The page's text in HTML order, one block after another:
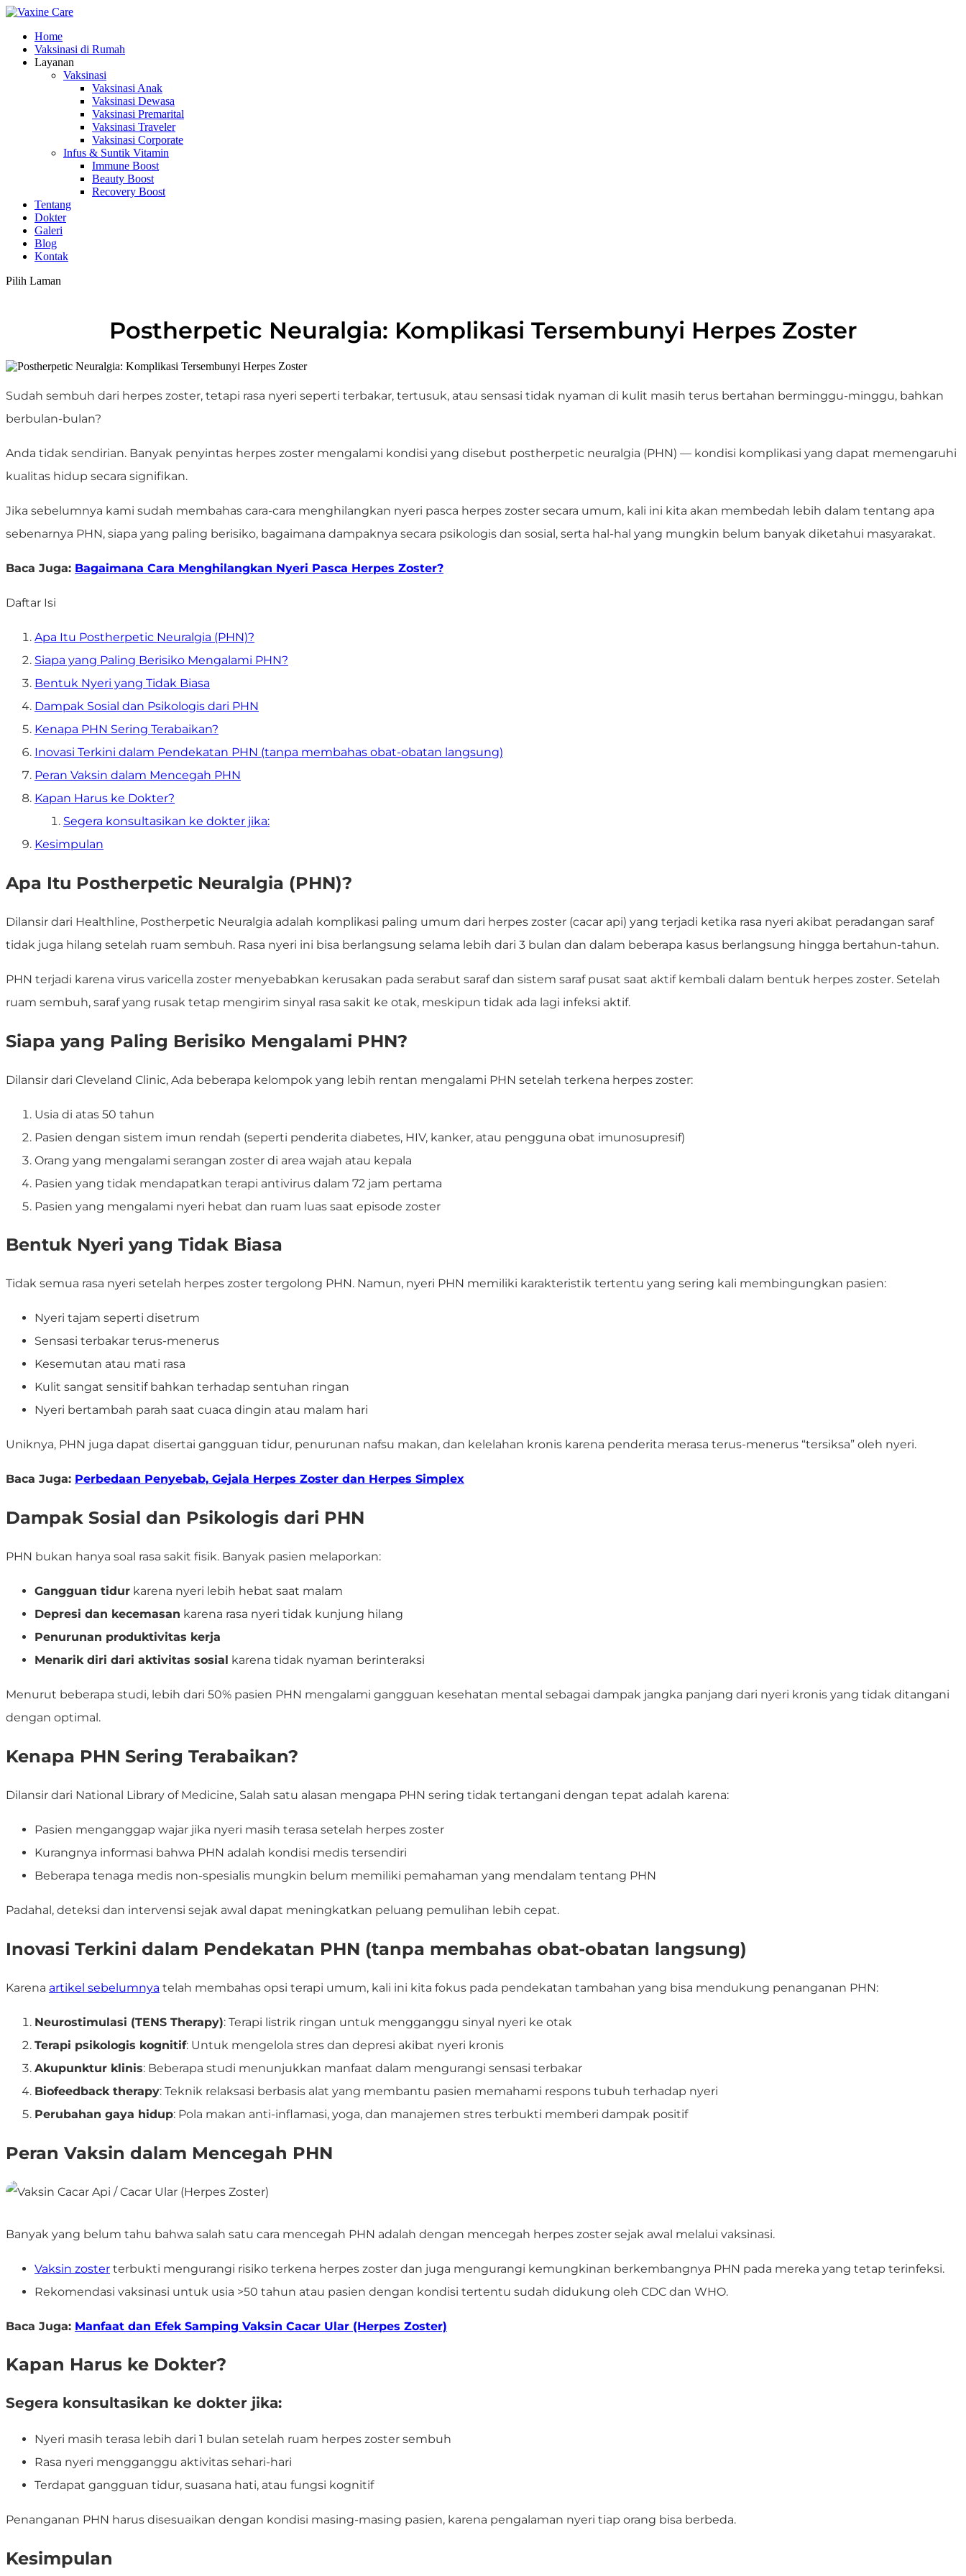
Home
Vaksinasi di Rumah
Layanan
Vaksinasi
Vaksinasi Anak
Vaksinasi Dewasa
Vaksinasi Premarital
Vaksinasi Traveler
Vaksinasi Corporate
Infus & Suntik Vitamin
Immune Boost
Beauty Boost
Recovery Boost
Tentang
Dokter
Galeri
Blog
Kontak
Pilih Laman
Postherpetic Neuralgia: Komplikasi Tersembunyi Herpes Zoster
Sudah sembuh dari herpes zoster, tetapi rasa nyeri seperti terbakar, tertusuk, atau sensasi tidak nyaman di kulit masih terus bertahan berminggu-minggu, bahkan
berbulan-bulan?
Anda tidak sendirian. Banyak penyintas herpes zoster mengalami kondisi yang disebut postherpetic neuralgia (PHN) — kondisi komplikasi yang dapat memengaruhi
kualitas hidup secara signifikan.
Jika sebelumnya kami sudah membahas cara-cara menghilangkan nyeri pasca herpes zoster secara umum, kali ini kita akan membedah lebih dalam tentang apa
sebenarnya PHN, siapa yang paling berisiko, bagaimana dampaknya secara psikologis dan sosial, serta hal-hal yang mungkin belum banyak diketahui masyarakat.
Baca Juga: Bagaimana Cara Menghilangkan Nyeri Pasca Herpes Zoster?
Daftar Isi
Apa Itu Postherpetic Neuralgia (PHN)?
Siapa yang Paling Berisiko Mengalami PHN?
Bentuk Nyeri yang Tidak Biasa
Dampak Sosial dan Psikologis dari PHN
Kenapa PHN Sering Terabaikan?
Inovasi Terkini dalam Pendekatan PHN (tanpa membahas obat-obatan langsung)
Peran Vaksin dalam Mencegah PHN
Kapan Harus ke Dokter?
Segera konsultasikan ke dokter jika:
Kesimpulan
Apa Itu Postherpetic Neuralgia (PHN)?
Dilansir dari Healthline, Postherpetic Neuralgia adalah komplikasi paling umum dari herpes zoster (cacar api) yang terjadi ketika rasa nyeri akibat peradangan saraf
tidak juga hilang setelah ruam sembuh. Rasa nyeri ini bisa berlangsung selama lebih dari 3 bulan dan dalam beberapa kasus berlangsung hingga bertahun-tahun.
PHN terjadi karena virus varicella zoster menyebabkan kerusakan pada serabut saraf dan sistem saraf pusat saat aktif kembali dalam bentuk herpes zoster. Setelah
ruam sembuh, saraf yang rusak tetap mengirim sinyal rasa sakit ke otak, meskipun tidak ada lagi infeksi aktif.
Siapa yang Paling Berisiko Mengalami PHN?
Dilansir dari Cleveland Clinic, Ada beberapa kelompok yang lebih rentan mengalami PHN setelah terkena herpes zoster:
Usia di atas 50 tahun
Pasien dengan sistem imun rendah (seperti penderita diabetes, HIV, kanker, atau pengguna obat imunosupresif)
Orang yang mengalami serangan zoster di area wajah atau kepala
Pasien yang tidak mendapatkan terapi antivirus dalam 72 jam pertama
Pasien yang mengalami nyeri hebat dan ruam luas saat episode zoster
Bentuk Nyeri yang Tidak Biasa
Tidak semua rasa nyeri setelah herpes zoster tergolong PHN. Namun, nyeri PHN memiliki karakteristik tertentu yang sering kali membingungkan pasien:
Nyeri tajam seperti disetrum
Sensasi terbakar terus-menerus
Kesemutan atau mati rasa
Kulit sangat sensitif bahkan terhadap sentuhan ringan
Nyeri bertambah parah saat cuaca dingin atau malam hari
Uniknya, PHN juga dapat disertai gangguan tidur, penurunan nafsu makan, dan kelelahan kronis karena penderita merasa terus-menerus “tersiksa” oleh nyeri.
Baca Juga: Perbedaan Penyebab, Gejala Herpes Zoster dan Herpes Simplex
Dampak Sosial dan Psikologis dari PHN
PHN bukan hanya soal rasa sakit fisik. Banyak pasien melaporkan:
Gangguan tidur karena nyeri lebih hebat saat malam
Depresi dan kecemasan karena rasa nyeri tidak kunjung hilang
Penurunan produktivitas kerja
Menarik diri dari aktivitas sosial karena tidak nyaman berinteraksi
Menurut beberapa studi, lebih dari 50% pasien PHN mengalami gangguan kesehatan mental sebagai dampak jangka panjang dari nyeri kronis yang tidak ditangani
dengan optimal.
Kenapa PHN Sering Terabaikan?
Dilansir dari National Library of Medicine, Salah satu alasan mengapa PHN sering tidak tertangani dengan tepat adalah karena:
Pasien menganggap wajar jika nyeri masih terasa setelah herpes zoster
Kurangnya informasi bahwa PHN adalah kondisi medis tersendiri
Beberapa tenaga medis non-spesialis mungkin belum memiliki pemahaman yang mendalam tentang PHN
Padahal, deteksi dan intervensi sejak awal dapat meningkatkan peluang pemulihan lebih cepat.
Inovasi Terkini dalam Pendekatan PHN (tanpa membahas obat-obatan langsung)
Karena artikel sebelumnya telah membahas opsi terapi umum, kali ini kita fokus pada pendekatan tambahan yang bisa mendukung penanganan PHN:
Neurostimulasi (TENS Therapy): Terapi listrik ringan untuk mengganggu sinyal nyeri ke otak
Terapi psikologis kognitif: Untuk mengelola stres dan depresi akibat nyeri kronis
Akupunktur klinis: Beberapa studi menunjukkan manfaat dalam mengurangi sensasi terbakar
Biofeedback therapy: Teknik relaksasi berbasis alat yang membantu pasien memahami respons tubuh terhadap nyeri
Perubahan gaya hidup: Pola makan anti-inflamasi, yoga, dan manajemen stres terbukti memberi dampak positif
Peran Vaksin dalam Mencegah PHN
Banyak yang belum tahu bahwa salah satu cara mencegah PHN adalah dengan mencegah herpes zoster sejak awal melalui vaksinasi.
Vaksin zoster terbukti mengurangi risiko terkena herpes zoster dan juga mengurangi kemungkinan berkembangnya PHN pada mereka yang tetap terinfeksi.
Rekomendasi vaksinasi untuk usia >50 tahun atau pasien dengan kondisi tertentu sudah didukung oleh CDC dan WHO.
Baca Juga: Manfaat dan Efek Samping Vaksin Cacar Ular (Herpes Zoster)
Kapan Harus ke Dokter?
Segera konsultasikan ke dokter jika:
Nyeri masih terasa lebih dari 1 bulan setelah ruam herpes zoster sembuh
Rasa nyeri mengganggu aktivitas sehari-hari
Terdapat gangguan tidur, suasana hati, atau fungsi kognitif
Penanganan PHN harus disesuaikan dengan kondisi masing-masing pasien, karena pengalaman nyeri tiap orang bisa berbeda.
Kesimpulan